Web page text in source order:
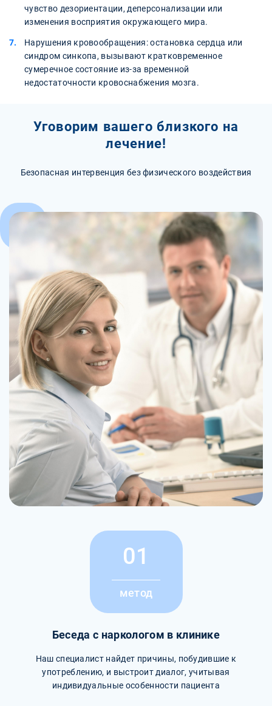
чувство дезориентации, деперсонализации или
изменения восприятия окружающего мира.
Нарушения кровообращения: остановка сердца или
синдром синкопа, вызывают кратковременное
сумеречное состояние из-за временной
недостаточности кровоснабжения мозга.
Уговорим вашего близкого на
лечение!
Безопасная интервенция без физического воздействия
01
метод
Беседа с наркологом в клинике
Наш специалист найдет причины, побудившие к
употреблению, и выстроит диалог, учитывая
индивидуальные особенности пациента